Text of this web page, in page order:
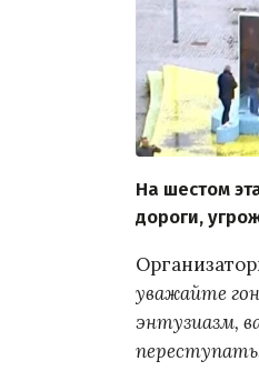
На шестом
дороги,
уважайте
энтузиазм,